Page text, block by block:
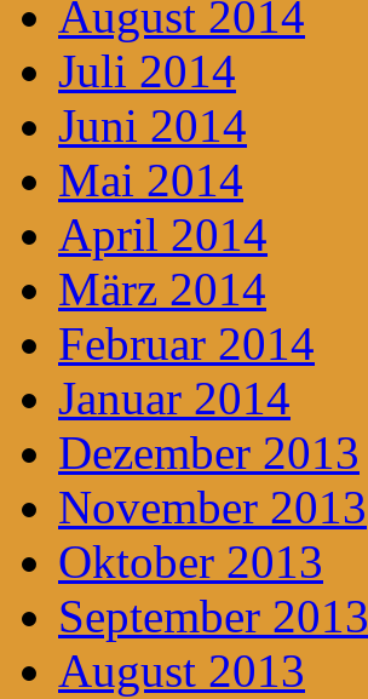
August 2014
Juli 2014
Juni 2014
Mai 2014
April 2014
März 2014
Februar 2014
Januar 2014
Dezember 2013
November 2013
Oktober 2013
September 2013
August 2013